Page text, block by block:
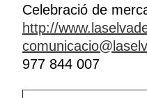
Celebració de
http://
977 844 007